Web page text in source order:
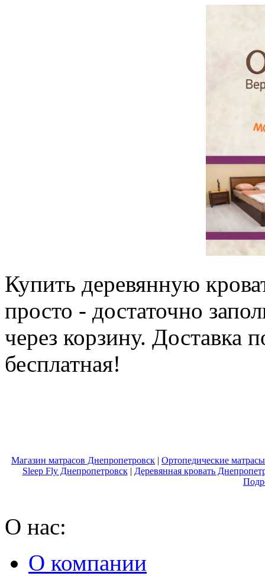
Купить деревянную
просто - достаточно
через корзину. Доставка
бесплатная!
Магазин матрасов Днепропетровск | Ортопедические
Sleep Fly Днепропетровск| Деревянная кровать
О нас:
О компании